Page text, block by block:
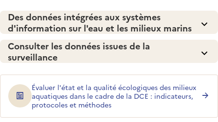
Des données intégrées aux systèmes
d'information sur l'eau et les milieux marins
Consulter les données issues de la
surveillance
Évaluer l'état et la qualité écologiques des milieux
aquatiques dans le cadre de la DCE : indicateurs,
protocoles et méthodes